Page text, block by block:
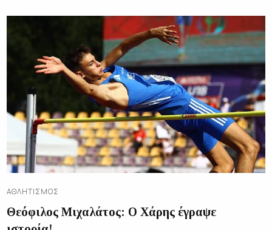
ΑΘΛΗΤΙΣΜΌΣ
Θεόφιλος Μιχαλάτος: Ο Χάρης έγραψε